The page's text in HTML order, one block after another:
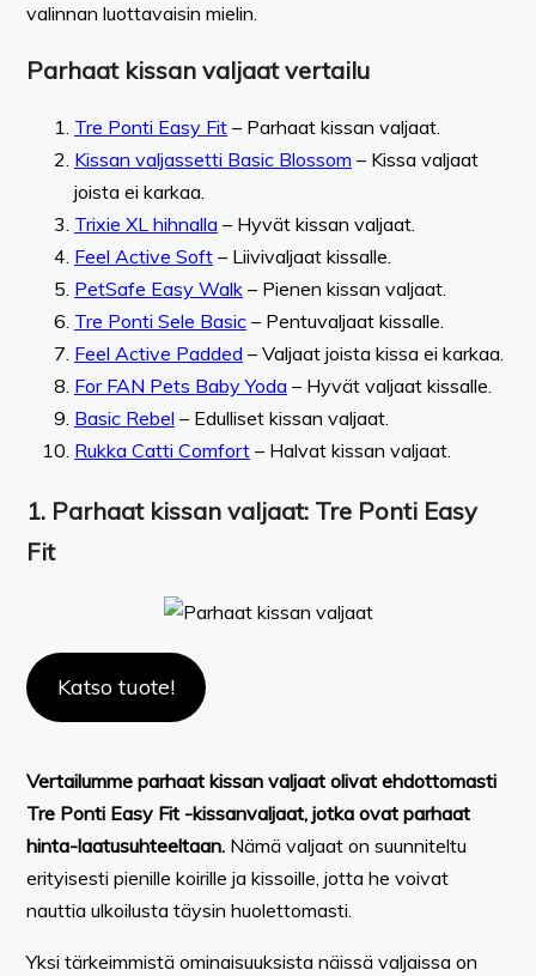
valinnan luottavaisin mielin.
Parhaat kissan valjaat vertailu
Tre Ponti Easy Fit – Parhaat kissan valjaat.
Kissan valjassetti Basic Blossom – Kissa valjaat
joista ei karkaa.
Trixie XL hihnalla – Hyvät kissan valjaat.
Feel Active Soft – Liivivaljaat kissalle.
PetSafe Easy Walk – Pienen kissan valjaat.
Tre Ponti Sele Basic – Pentuvaljaat kissalle.
Feel Active Padded – Valjaat joista kissa ei karkaa.
For FAN Pets Baby Yoda – Hyvät valjaat kissalle.
Basic Rebel – Edulliset kissan valjaat.
Rukka Catti Comfort – Halvat kissan valjaat.
1. Parhaat kissan valjaat: Tre Ponti Easy
Fit
Katso tuote!
Vertailumme parhaat kissan valjaat olivat ehdottomasti
Tre Ponti Easy Fit -kissanvaljaat, jotka ovat parhaat
hinta-laatusuhteeltaan. Nämä valjaat on suunniteltu
erityisesti pienille koirille ja kissoille, jotta he voivat
nauttia ulkoilusta täysin huolettomasti.
Yksi tärkeimmistä ominaisuuksista näissä valjaissa on